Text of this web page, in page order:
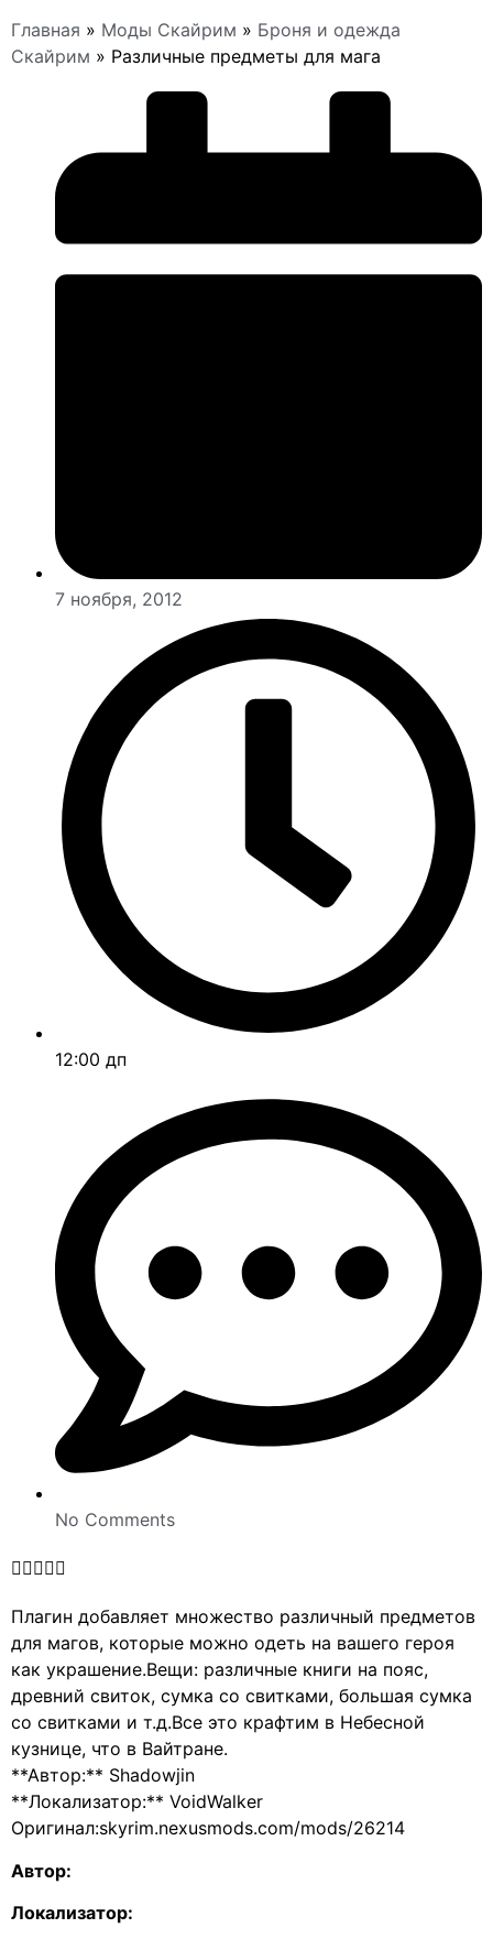
Главная » Моды Скайрим » Броня и одежда
Скайрим » Различные предметы для мага
7 ноября, 2012
12:00 дп
No Comments

Плагин добавляет множество различный предметов
для магов, которые можно одеть на вашего героя
как украшение.Вещи: различные книги на пояс,
древний свиток, сумка со свитками, большая сумка
со свитками и т.д.Все это крафтим в Небесной
кузнице, что в Вайтране.
**Автор:** Shadowjin
**Локализатор:** VoidWalker
Оригинал:skyrim.nexusmods.com/mods/26214
Автор:
Локализатор: